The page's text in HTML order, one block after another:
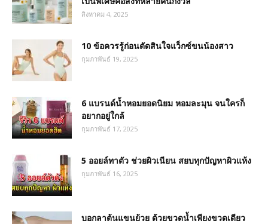
สิงหาคม 4, 2025
10 ข้อควรรู้ก่อนตัดสินใจแว็กซ์ขนน้องสาว
กุมภาพันธ์ 19, 2025
6 แบรนด์น้ำหอมยอดนิยม หอมละมุน จนใครก็
อยากอยู่ใกล้
กุมภาพันธ์ 17, 2025
5 ออยล์ทาตัว ช่วยผิวเนียน สยบทุกปัญหาผิวแห้ง
กุมภาพันธ์ 16, 2025
บอกลาต้นแขนย้วย ด้วยขวดน้ำเพียงขวดเดียว